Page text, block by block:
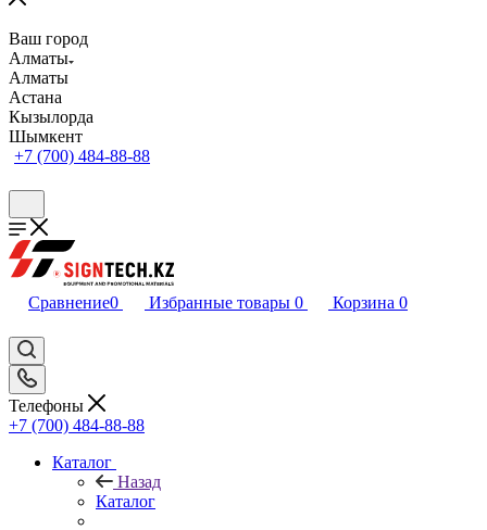
Ваш город
Алматы
Алматы
Астана
Кызылорда
Шымкент
+7 (700) 484-88-88
Сравнение0 Избранные товары 0 Корзина 0
Телефоны
+7 (700) 484-88-88
Каталог
Назад
Каталог